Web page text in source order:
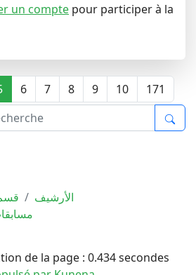
un compte pour participer à la
6 7 8 9 10 171
قسم
الأرشيف
de la page : 0.434 secondes